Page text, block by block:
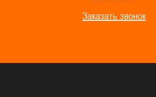
Заказать звонок